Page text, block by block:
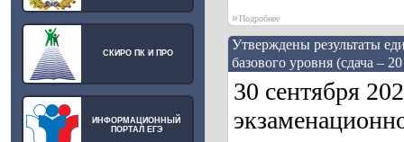
СКИРО ПК И ПРО
ИНФОРМАЦИОННЫЙ
ПОРТАЛ ЕГЭ
»Подробнее
Утверждены результаты
базового уровня (сдача –
30 сентября